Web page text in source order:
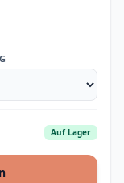
Auf Lager